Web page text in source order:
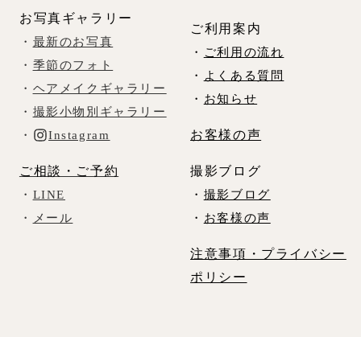
お写真ギャラリー
・ 最新のお写真
・ 季節のフォト
・ ヘアメイクギャラリー
・ 撮影小物別ギャラリー
・
Instagram
ご相談・ご予約
・ LINE
・
メール
ご利用案内
・
ご利用の流れ
・
よくある質問
・ お知らせ
お客様の声
撮影ブログ
・ 撮影ブログ
・ お客様の声
注意事項・プライバシー
ポリシー